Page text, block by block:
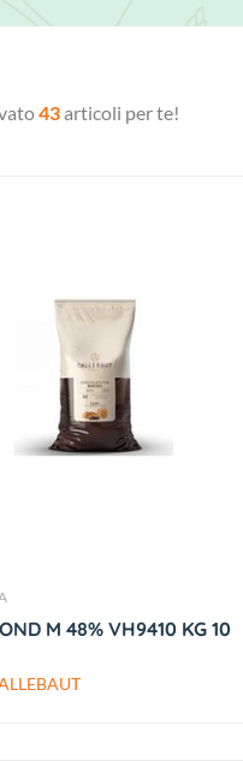
43articoli per te!
M 48% VH9410 KG 10